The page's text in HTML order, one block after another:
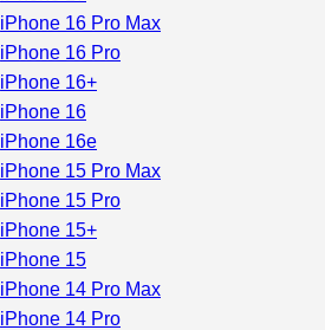
iPhone 16 Pro Max
iPhone 16 Pro
iPhone 16+
iPhone 16
iPhone 16e
iPhone 15 Pro Max
iPhone 15 Pro
iPhone 15+
iPhone 15
iPhone 14 Pro Max
iPhone 14 Pro